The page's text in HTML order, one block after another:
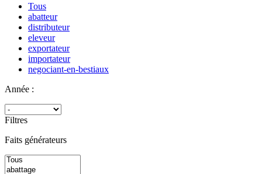
Tous
abatteur
distributeur
eleveur
exportateur
importateur
negociant-en-bestiaux
Année :
Filtres
Faits générateurs